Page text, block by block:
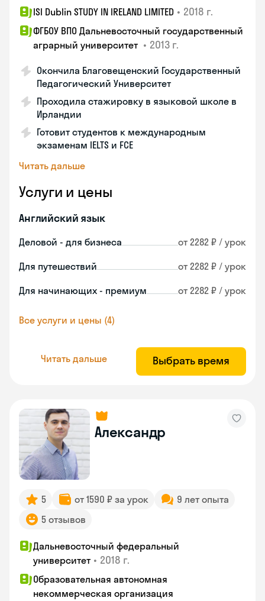
ISI Dublin STUDY IN IRELAND LIMITED • 2018 г.
ФГБОУ ВПО Дальневосточный государственный
аграрный университет • 2013 г.
Окончила Благовещенский Государственный
Педагогический Университет
Проходила стажировку в языковой школе в
Ирландии
Готовит студентов к международным
экзаменам IELTS и FCE
Читать дальше
Услуги и цены
Английский язык
Деловой - для бизнеса от 2282 ₽ / урок
Для путешествий от 2282 ₽ / урок
Для начинающих - премиум от 2282 ₽ / урок
Все услуги и цены (4)
Читать дальше Выбрать время
Александр
5 от 1590 ₽ за урок
9 лет опыта
5 отзывов
Дальневосточный федеральный
университет • 2018 г.
Образовательная автономная
некоммерческая организация